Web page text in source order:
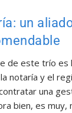
un
de este trío es
notaría y el
una
bien, es